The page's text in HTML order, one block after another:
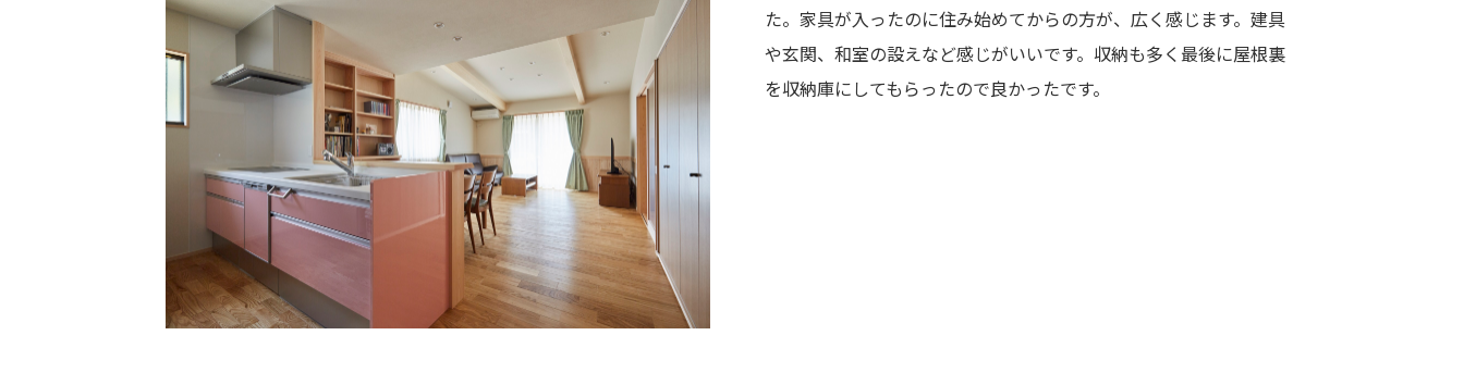
た。家具が入ったのに住み始めてからの方が、広く感じます。建具
や玄関、和室の設えなど感じがいいです。収納も多く最後に屋根裏
を収納庫にしてもらったので良かったです。